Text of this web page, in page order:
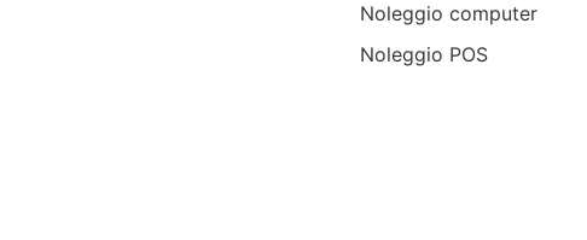
Noleggio computer
Noleggio POS